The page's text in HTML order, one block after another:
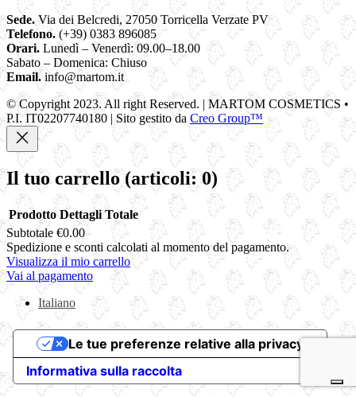
Sede. Via dei Belcredi, 27050 Torricella Verzate PV
Telefono. (+39) 0383 896085
Orari. Lunedì – Venerdì: 09.00–18.00
Sabato – Domenica: Chiuso
Email. info@martom.it
© Copyright 2023. All right Reserved. | MARTOM COSMETICS •
P.I. IT02207740180 | Sito gestito da Creo Group™
Il tuo carrello (articoli: 0)
Prodotti
nel
carrello
Prodotto Dettagli Totale
Subtotale €0.00
Spedizione e sconti calcolati al momento del pagamento.
Visualizza il mio carrello
Vai al pagamento
Italiano
Informativa sulla raccolta
Le tue preferenze relative alla privacy